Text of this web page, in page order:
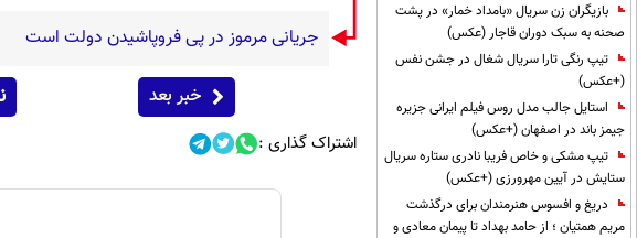
بازیگران زن سریال «بامداد خمار» در پشت
صحنه به سبک دوران قاجار (عکس)
تیپ رنگی تارا سریال شغال در جشن نفس
(+عکس)
استایل جالب مدل روس فیلم ایرانی جزیره
جیمز باند در اصفهان (+عکس)
تیپ مشکی و خاص فریبا نادری ستاره سریال
ستایش در آیین مهرورزی (+عکس)
دریغ و افسوس هنرمندان برای درگذشت
مریم همتیان ؛ از حامد بهداد تا پیمان معادی و
جریانی مرموز در پی فروپاشیدن دولت است
خبر بعد
اشتراک گذاری :